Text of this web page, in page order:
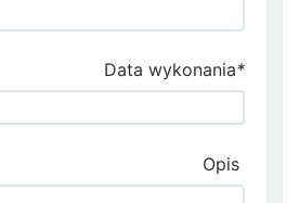
Data wykonania*
Opis